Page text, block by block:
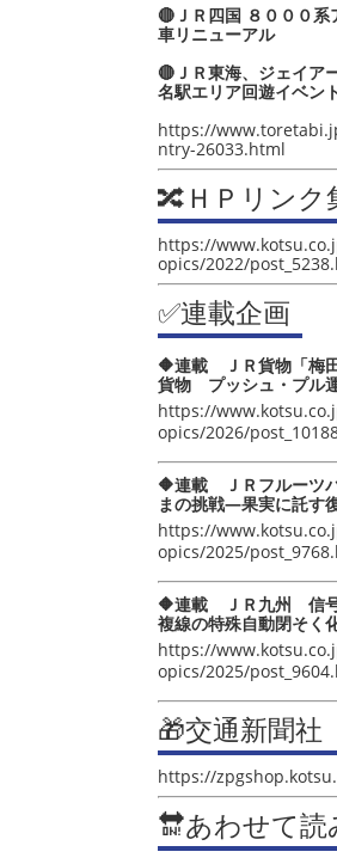
🔴ＪＲ四国 ８０００系
車リニューアル
🔴ＪＲ東海、ジェイア
名駅エリア回遊イベン
https://
ntry-26033.html
🔀ＨＰリンク
https://
opics/2022/
✅連載企画
🔶連載 ＪＲ貨物「梅
貨物 プッシュ・プル
https://
opics/2026/
🔶連載 ＪＲフルーツ
まの挑戦―果実に託す
https://
opics/2025/
🔶連載 ＪＲ九州 信
複線の特殊自動閉そく
https://
opics/2025/
🎁交通新聞
https://
🔛あわせて読